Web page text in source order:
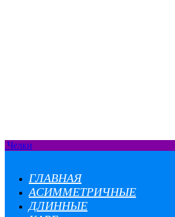
Челки
ГЛАВНАЯ
АСИММЕТРИЧНЫЕ
ДЛИННЫЕ